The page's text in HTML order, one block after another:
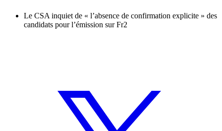
Le CSA inquiet de « l’absence de confirmation explicite » des
candidats pour l’émission sur Fr2